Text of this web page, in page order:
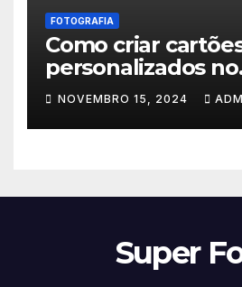
FOTOGRAFIA
Como criar
personalizados no
Photoscape
NOVEMBRO 15, 2024
Super